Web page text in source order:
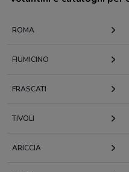
ROMA
FIUMICINO
FRASCATI
TIVOLI
ARICCIA